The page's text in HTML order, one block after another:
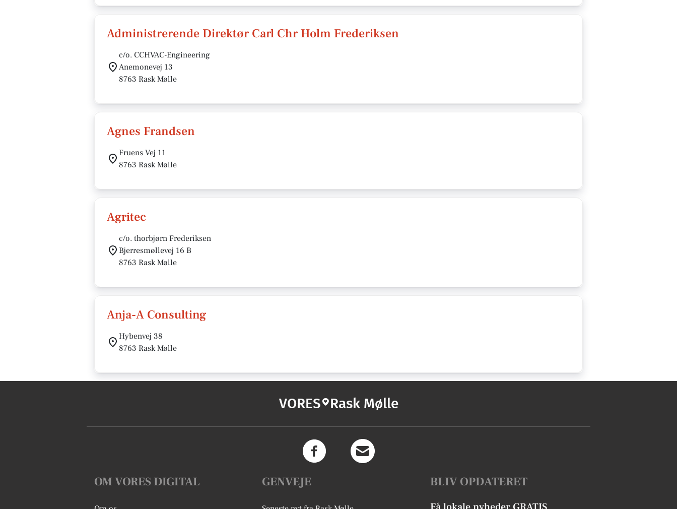
Administrerende Direktør Carl Chr Holm Frederiksen
c/o. CCHVAC-Engineering
Anemonevej 13
8763 Rask Mølle
Agnes Frandsen
Fruens Vej 11
8763 Rask Mølle
Agritec
c/o. thorbjørn Frederiksen
Bjerresmøllevej 16 B
8763 Rask Mølle
Anja-A Consulting
Hybenvej 38
8763 Rask Mølle
VORES Rask Mølle
OM VORES DIGITAL GENVEJE BLIV OPDATERET